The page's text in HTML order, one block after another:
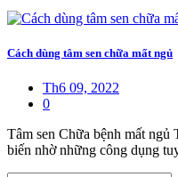
Cách dùng tâm sen chữa mất ngủ
Th6 09, 2022
0
Tâm sen Chữa bệnh mất ngủ
biến nhờ những công dụng